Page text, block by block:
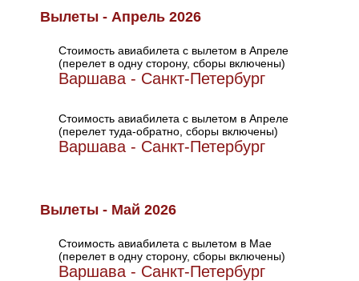
Вылеты - Апрель 2026
Стоимость авиабилета с вылетом в Апреле
(перелет в одну сторону, сборы включены)
Варшава - Санкт-Петербург
Стоимость авиабилета с вылетом в Апреле
(перелет туда-обратно, сборы включены)
Варшава - Санкт-Петербург
Вылеты - Май 2026
Стоимость авиабилета с вылетом в Мае
(перелет в одну сторону, сборы включены)
Варшава - Санкт-Петербург